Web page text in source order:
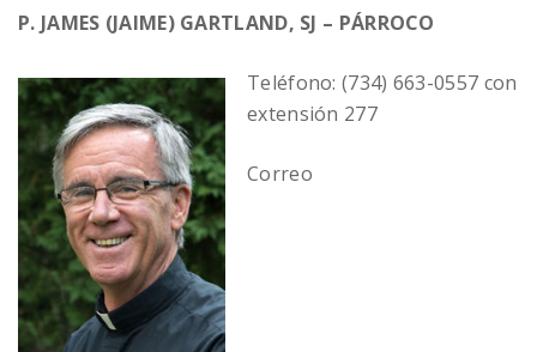
P. JAMES (JAIME) GARTLAND, SJ – PÁRROCO
Teléfono: (734) 663-0557 con
extensión 277
Correo